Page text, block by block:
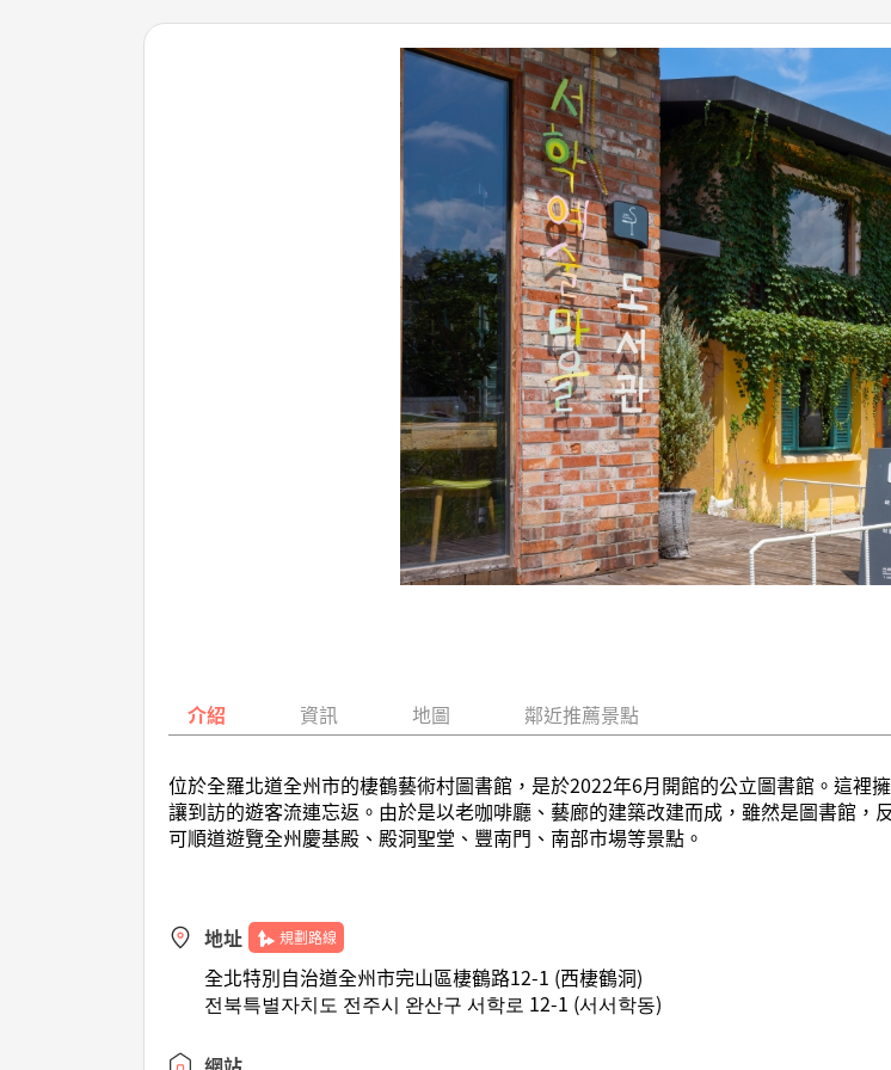
介紹 資訊 地圖 鄰近推薦景點
位於全羅北道全州市的棲鶴藝術村圖書館，是於2022年6月開館的公立圖書館。這裡
讓到訪的遊客流連忘返。由於是以老咖啡廳、藝廊的建築改建而成，雖然是圖書館，
可順道遊覽全州慶基殿、殿洞聖堂、豐南門、南部市場等景點。
地址 規劃路線
全北特別自治道全州市完山區棲鶴路12-1 (西棲鶴洞)
전북특별자치도 전주시 완산구 서학로 12-1 (서서학동)